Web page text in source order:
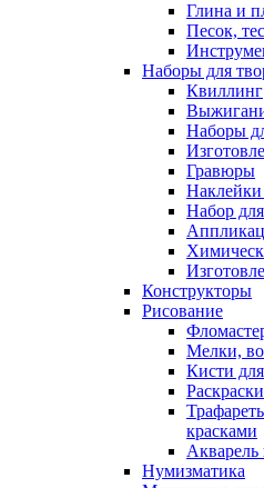
Глина и
Песок,
Наборы для
Квиллинг
Наборы
Гравюры
Наклейки
Набор
Конструкторы
Рисование
Мелки,
Кисти
Раскраски
красками
Акварель
Нумизматика